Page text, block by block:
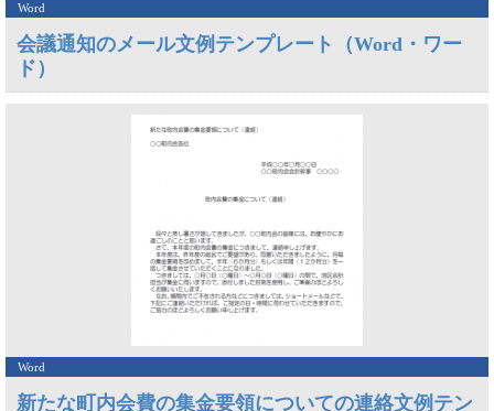
Word
会議通知のメール文例テンプレート（Word・ワー
ド）
Word
新たな町内会費の集金要領についての連絡文例テン